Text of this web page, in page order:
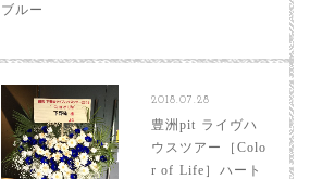
ブルー
2018.07.28
豊洲pit ライヴハ
ウスツアー［Colo
r of Life］ハート